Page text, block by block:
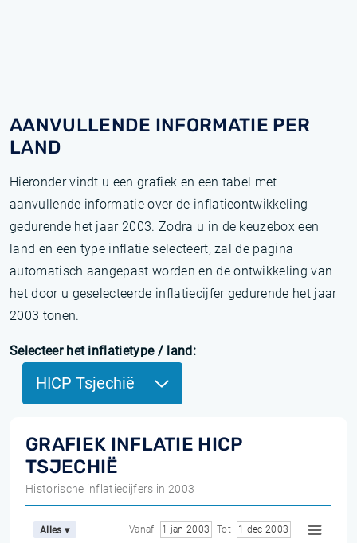
AANVULLENDE INFORMATIE PER
LAND
Hieronder vindt u een grafiek en een tabel met
aanvullende informatie over de inflatieontwikkeling
gedurende het jaar 2003. Zodra u in de keuzebox een
land en een type inflatie selecteert, zal de pagina
automatisch aangepast worden en de ontwikkeling van
het door u geselecteerde inflatiecijfer gedurende het jaar
2003 tonen.
Selecteer het inflatietype / land:
HICP Tsjechië
GRAFIEK INFLATIE HICP
TSJECHIË
Historische inflatiecijfers in 2003
Alles ▾ Vanaf 1 jan 2003 Tot 1 dec 2003